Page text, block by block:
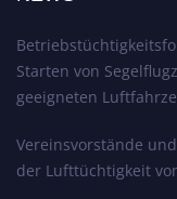
Starten von
geeigneten
Vereinsvorstände
der Lufttüchtigkeit